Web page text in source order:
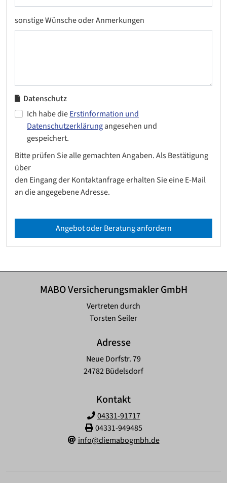
sonstige Wünsche oder Anmerkungen
Datenschutz
Ich habe dieErstinformation und
Datenschutzerklärungangesehen und
gespeichert.
Bitte prüfen Sie alle gemachten Angaben. Als Bestätigung
über
den Eingang der Kontaktanfrage erhalten Sie eine E-Mail
an die angegebene Adresse.
Angebot oder Beratung anfordern
MABO Versicherungsmakler GmbH
Vertreten durch
Torsten Seiler
Adresse
Neue Dorfstr. 79
24782 Büdelsdorf
Kontakt
04331-91717
04331-949485
info@diemabogmbh.de